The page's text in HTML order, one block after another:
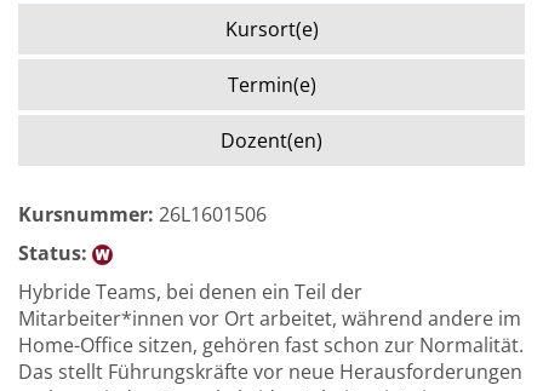
Kursort(e)
Termin(e)
Dozent(en)
Kursnummer: 26L1601506
Status:
Hybride Teams, bei denen ein Teil der
Mitarbeiter*innen vor Ort arbeitet, während andere im
Home-Office sitzen, gehören fast schon zur Normalität.
Das stellt Führungskräfte vor neue Herausforderungen